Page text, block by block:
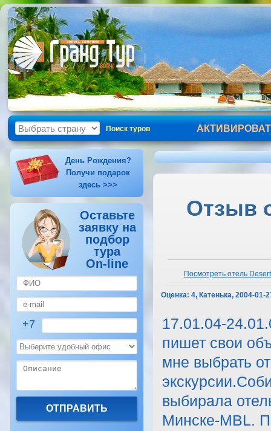
Поиск туров
День Рождения?
Получи подарок
здесь >>>
Оставьте
заявку на
подбор
тура
On-line
+7
Отзыв
Посмотреть отель
Оценка: 4, Катенька, 2004-01-
17.01.04-
пишет свои
мне выбрать
выбирала
Минске-MBL.